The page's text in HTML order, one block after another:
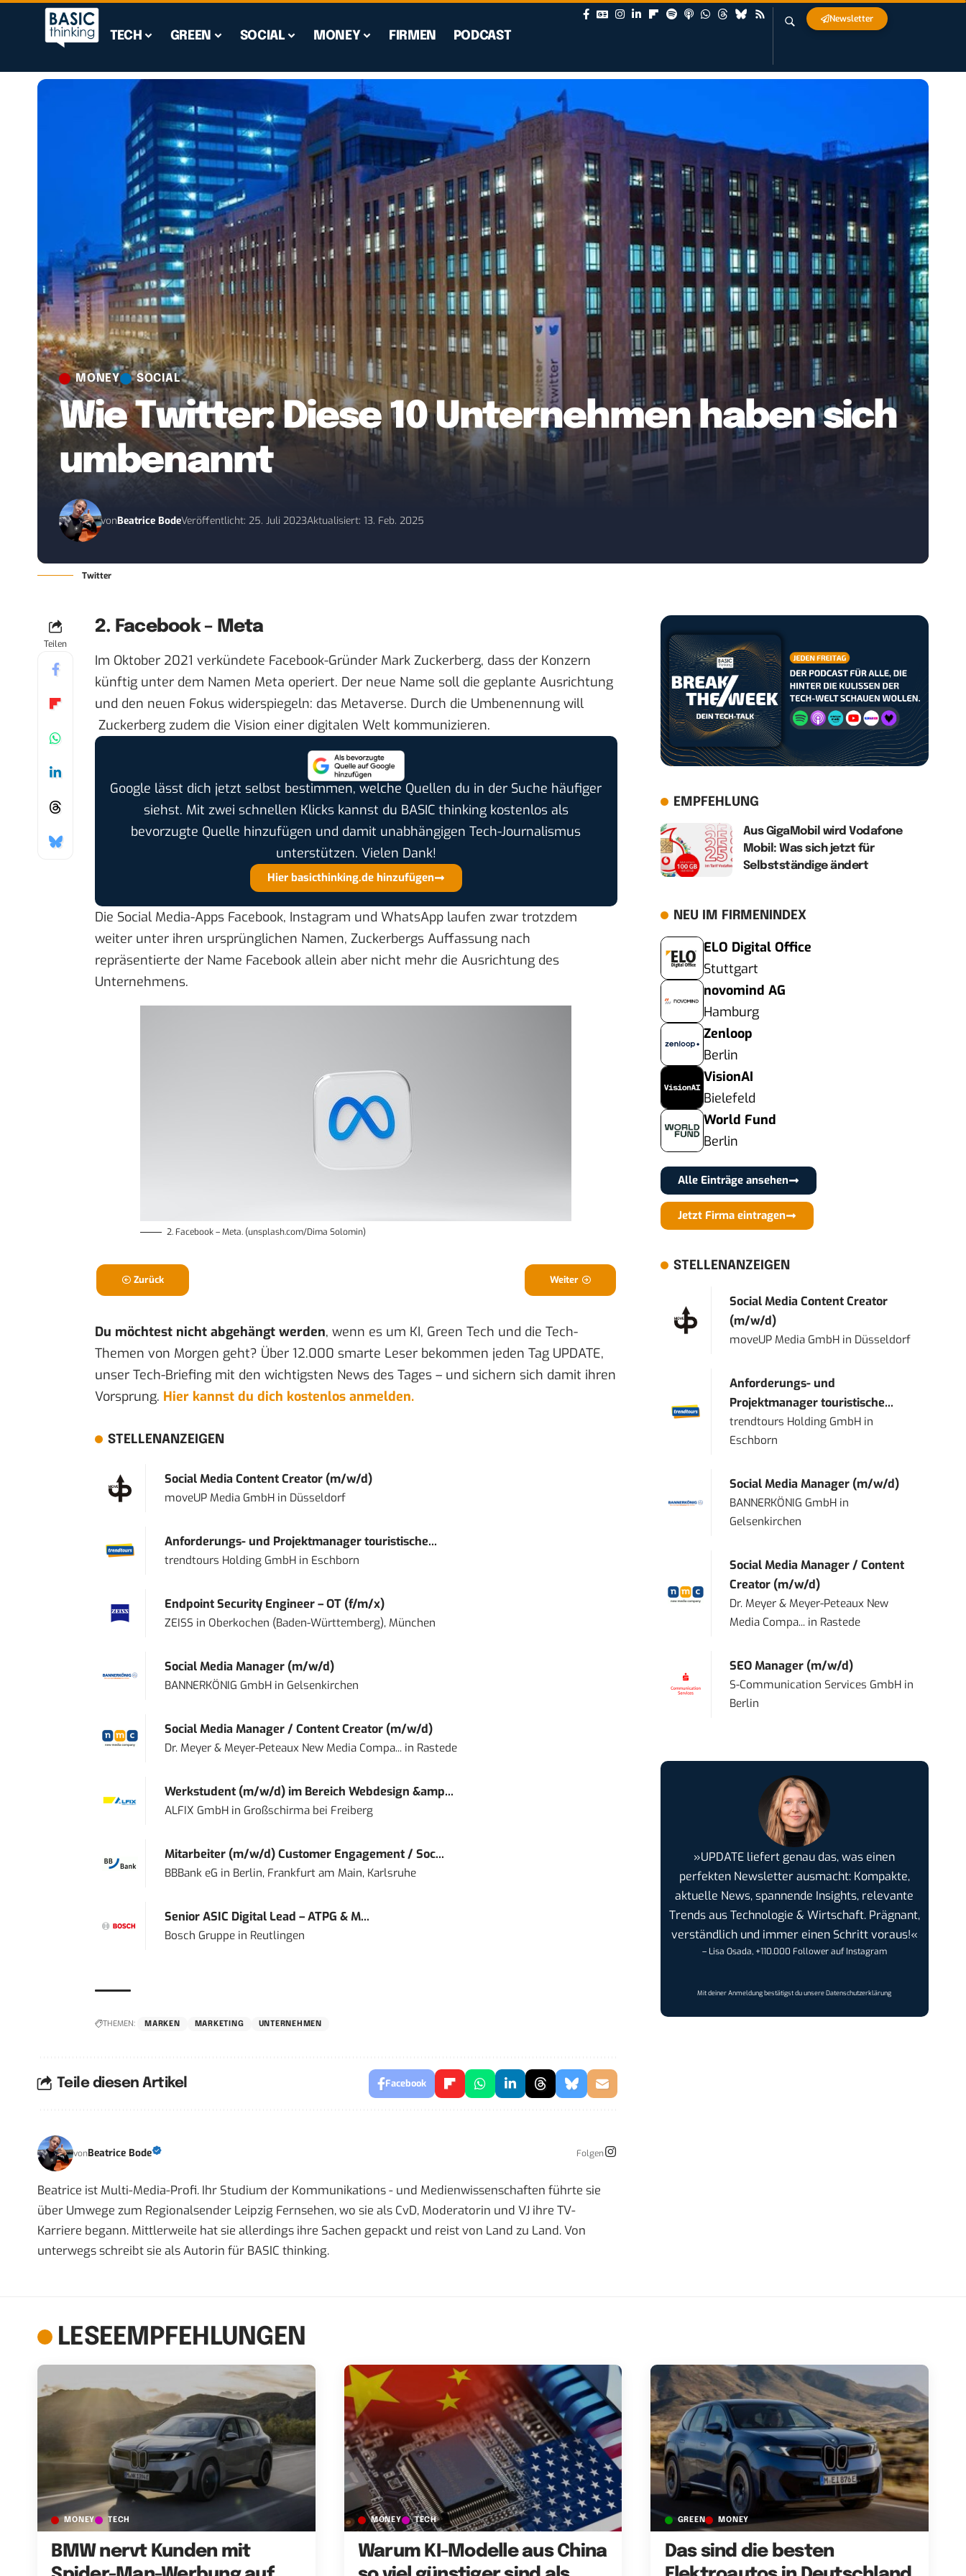
TECH GREEN SOCIAL MONEY FIRMEN PODCAST
Newsletter
MONEY SOCIAL
Wie Twitter: Diese 10 Unternehmen haben sich
umbenannt
vonBeatrice BodeVeröffentlicht: 25. Juli 2023Aktualisiert: 13. Feb. 2025
Twitter
Teilen
2. Facebook – Meta
Im Oktober 2021 verkündete Facebook-Gründer Mark Zuckerberg, dass der Konzern
künftig unter dem Namen Meta operiert. Der neue Name soll die geplante Ausrichtung
und den neuen Fokus widerspiegeln: das Metaverse. Durch die Umbenennung will
Zuckerberg zudem die Vision einer digitalen Welt kommunizieren.
Google lässt dich jetzt selbst bestimmen, welche Quellen du in der Suche häufiger
siehst. Mit zwei schnellen Klicks kannst du BASIC thinking kostenlos als
bevorzugte Quelle hinzufügen und damit unabhängigen Tech-Journalismus
unterstützen. Vielen Dank!
Hier basicthinking.de hinzufügen
Die Social Media-Apps Facebook, Instagram und WhatsApp laufen zwar trotzdem
weiter unter ihren ursprünglichen Namen, Zuckerbergs Auffassung nach
repräsentierte der Name Facebook allein aber nicht mehr die Ausrichtung des
Unternehmens.
2. Facebook – Meta. (unsplash.com/Dima Solomin)
Zurück Weiter
Du möchtest nicht abgehängt werden, wenn es um KI, Green Tech und die Tech-
Themen von Morgen geht? Über 12.000 smarte Leser bekommen jeden Tag UPDATE,
unser Tech-Briefing mit den wichtigsten News des Tages – und sichern sich damit ihren
Vorsprung. Hier kannst du dich kostenlos anmelden.
STELLENANZEIGEN
Social Media Content Creator (m/w/d)
moveUP Media GmbHin Düsseldorf
Anforderungs- und Projektmanager touristische...
trendtours Holding GmbHin Eschborn
Endpoint Security Engineer – OT (f/m/x)
ZEISS in Oberkochen (Baden-Württemberg), München
Social Media Manager (m/w/d)
BANNERKÖNIG GmbHin Gelsenkirchen
Social Media Manager / Content Creator (m/w/d)
Dr. Meyer & Meyer-Peteaux New Media Compa...in Rastede
Werkstudent (m/w/d) im Bereich Webdesign &amp...
ALFIX GmbHin Großschirma bei Freiberg
Mitarbeiter (m/w/d) Customer Engagement / Soc...
BBBank eG in Berlin, Frankfurt am Main, Karlsruhe
Senior ASIC Digital Lead – ATPG & M...
Bosch Gruppein Reutlingen
THEMEN: MARKEN MARKETING UNTERNEHMEN
Teile diesen Artikel Facebook
vonBeatrice Bode Folgen
Beatrice ist Multi-Media-Profi. Ihr Studium der Kommunikations - und Medienwissenschaften führte sie
über Umwege zum Regionalsender Leipzig Fernsehen, wo sie als CvD, Moderatorin und VJ ihre TV-
Karriere begann. Mittlerweile hat sie allerdings ihre Sachen gepackt und reist von Land zu Land. Von
unterwegs schreibt sie als Autorin für BASIC thinking.
EMPFEHLUNG
Aus GigaMobil wird Vodafone
Mobil: Was sich jetzt für
Selbstständige ändert
NEU IM FIRMENINDEX
ELO Digital Office
Stuttgart
novomind AG
Hamburg
Zenloop
Berlin
VisionAI
Bielefeld
World Fund
Berlin
Alle Einträge ansehen
Jetzt Firma eintragen
STELLENANZEIGEN
Social Media Content Creator
(m/w/d)
moveUP Media GmbH in Düsseldorf
Anforderungs- und
Projektmanager touristische...
trendtours Holding GmbH in
Eschborn
Social Media Manager (m/w/d)
BANNERKÖNIG GmbH in
Gelsenkirchen
Social Media Manager / Content
Creator (m/w/d)
Dr. Meyer & Meyer-Peteaux New
Media Compa... in Rastede
SEO Manager (m/w/d)
S-Communication Services GmbH in
Berlin
»UPDATE liefert genau das, was einen
perfekten Newsletter ausmacht: Kompakte,
aktuelle News, spannende Insights, relevante
Trends aus Technologie & Wirtschaft. Prägnant,
verständlich und immer einen Schritt voraus!«
– Lisa Osada, +110.000 Follower auf Instagram
Mit deiner Anmeldung bestätigst du unsereDatenschutzerklärung
LESEEMPFEHLUNGEN
MONEY TECH
BMW nervt Kunden mit
MONEY TECH
Warum KI-Modelle aus China
GREEN MONEY
Das sind die besten